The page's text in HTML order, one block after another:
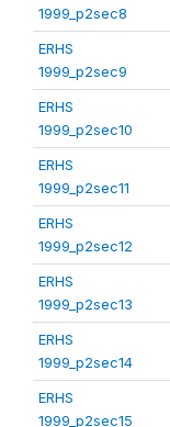
1999_p2sec8
ERHS
1999_p2sec9
ERHS
1999_p2sec10
ERHS
1999_p2sec11
ERHS
1999_p2sec12
ERHS
1999_p2sec13
ERHS
1999_p2sec14
ERHS
1999_p2sec15